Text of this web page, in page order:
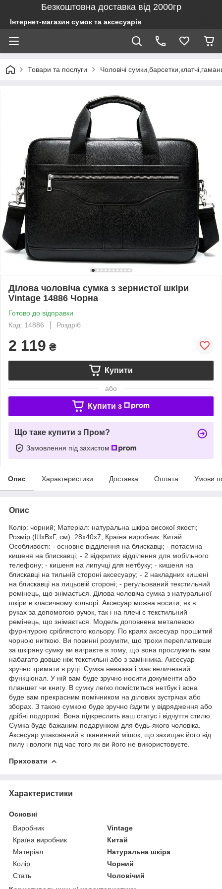
Безкоштовна доставка від 2000гр
Інтернет-магазин сумок та аксесуарів
Товари та послуги Чоловічі
Ділова чоловіча сумка з зернистої шкіри
Vintage 14886 Чорна
Готово до відправки
Код: 14886
Роздріб
2 119 ₴
Купити
або
Купити з
Що таке купити з Пром?
Замовлення під захистом
Опис Характеристики Доставка Оплата Умови
Опис
Колір: чорний; Матеріал: натуральна шкіра високої якості;
Розмір (ШхВхГ, см): 28х40х7; Країна виробник: Китай.
Особливості: - основне відділення на блискавці; - потаємна
кишеня на блискавці; - 2 відкритих відділення для мобільного
телефону; - кишеня на липучці для нетбуку; - кишеня на
блискавці на тильній стороні аксесуару; - 2 накладних кишені
на блискавці на лицьовій стороні; - регульований текстильний
ремінець, що знімається. Ділова чоловіча сумка з натуральної
шкіри в класичному кольорі. Аксесуар можна носити, як в
руках за допомогою ручок, так і на плечі є текстильний
ремінець, що знімається. Модель доповнена металевою
фурнітурою сріблястого кольору. По краях аксесуар прошитий
чорною ниткою. Ви повинні розуміти, що трохи переплативши
за шкіряну сумку ви виграєте в тому, що вона прослужить вам
набагато довше ніж текстильні або з замінника. Аксесуар
зручно тримати в руці. Сумка неважка і має величезний
функціонал. У ній вам буде зручно носити документи або
планшет чи книгу. В сумку легко поміститься нетбук і вона
буде вам прекрасним помічником на ділових зустрічах або
зборах. З такою сумкою буде зручно їздити у відрядження або
дрібні подорожі. Вона підкреслить ваш статус і відчуття стилю.
Сумка буде бажаним подарунком для будь-якого чоловіка.
Аксесуар упакований в тканинний мішок, що захищає його від
пилу і вологи під час того як ви його не використовуєте.
Приховати
Характеристики
Основні
Виробник
Vintage
Країна виробник
Китай
Матеріал
Натуральна шкіра
Колір
Чорний
Стать
Чоловічий